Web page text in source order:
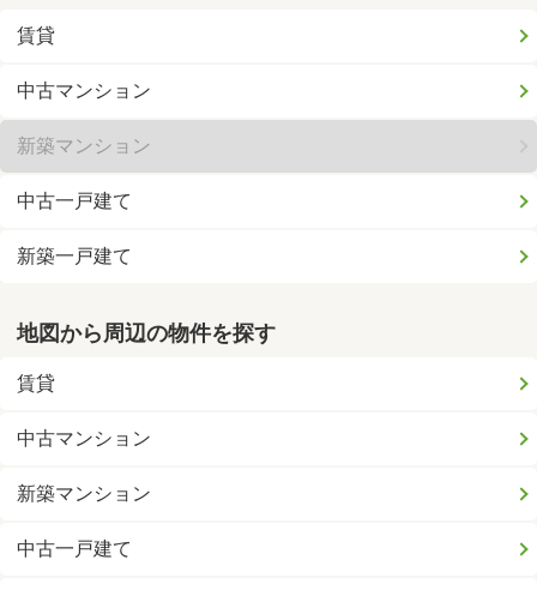
賃貸
中古マンション
新築マンション
中古一戸建て
新築一戸建て
地図から周辺の物件を探す
賃貸
中古マンション
新築マンション
中古一戸建て